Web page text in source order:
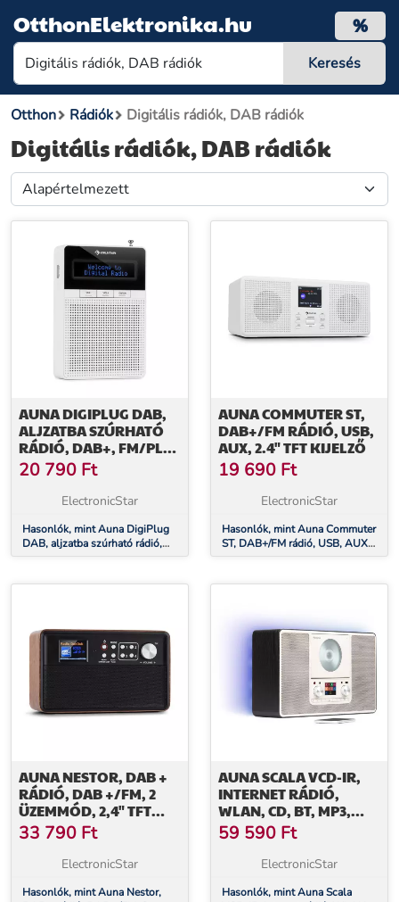
OtthonElektronika.hu %
Otthon Rádiók Digitális rádiók, DAB rádiók
Digitális rádiók, DAB rádiók
AUNA DIGIPLUG DAB,
ALJZATBA SZÚRHATÓ
RÁDIÓ, DAB+, FM/PLL,
BT, LCD KIJELZŐ, FEHÉR
20 790 Ft
ElectronicStar
Hasonlók, mint Auna DigiPlug
DAB, aljzatba szúrható rádió,
DAB+, FM/PLL, BT, LCD kijelző,
AUNA COMMUTER ST,
DAB+/FM RÁDIÓ, USB,
AUX, 2.4" TFT KIJELZŐ
19 690 Ft
ElectronicStar
Hasonlók, mint Auna Commuter
ST, DAB+/FM rádió, USB, AUX,
2.4" TFT kijelző
AUNA NESTOR, DAB +
RÁDIÓ, DAB +/FM, 2
ÜZEMMÓD, 2,4" TFT
SZÍNES KIJELZŐ, BARNA
33 790 Ft
ElectronicStar
Hasonlók, mint Auna Nestor,
AUNA SCALA VCD-IR,
INTERNET RÁDIÓ,
WLAN, CD, BT, MP3,
DAB+, FM RÁDIÓ
59 590 Ft
ElectronicStar
Hasonlók, mint Auna Scala